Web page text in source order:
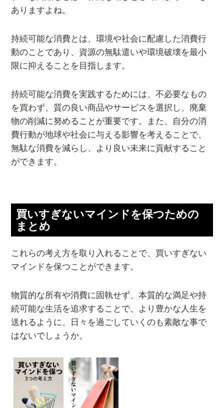
ありますよね。
持続可能な消費とは、環境や社会に配慮した消費行
動のことであり、資源の無駄遣いや環境破壊を最小
限に抑えることを目指します。
持続可能な消費を実践するためには、不必要なもの
を買わず、質の良い商品やサービスを選択し、廃棄
物の削減に努めることが重要です。また、自分の消
費行動が地球や社会に与える影響を考えることで、
無駄な消費を減らし、より良い未来に貢献すること
ができます。
買いすぎないマインドを保つための
まとめ
これらの考え方を取り入れることで、買いすぎない
マインドを保つことができます。
物質的な所有や消費に固執せず、本質的な満足や持
続可能な生活を追求することで、より豊かな人生を
送れるように、日々を過ごしていくのも素敵な事で
はないでしょうか。